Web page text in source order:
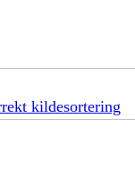
kildesortering